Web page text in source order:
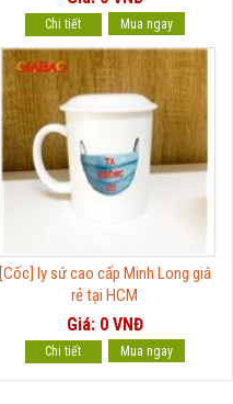
Chi tiết
[Cốc] ly sứ cao cấp Minh Long giá
rẻ tại HCM
Giá: 0 VNĐ
Chi tiết